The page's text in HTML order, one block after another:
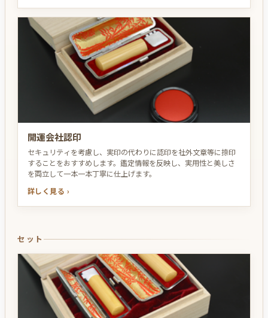
開運会社認印
セキュリティを考慮し、実印の代わりに認印を社外文章等に捺印
することをおすすめします。鑑定情報を反映し、実用性と美しさ
を両立して一本一本丁寧に仕上げます。
詳しく見る ›
セット